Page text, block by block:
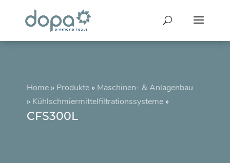
Home» Produkte» Maschinen- & Anlagenbau
» Kühlschmiermittelfiltrationssysteme»
CFS300L